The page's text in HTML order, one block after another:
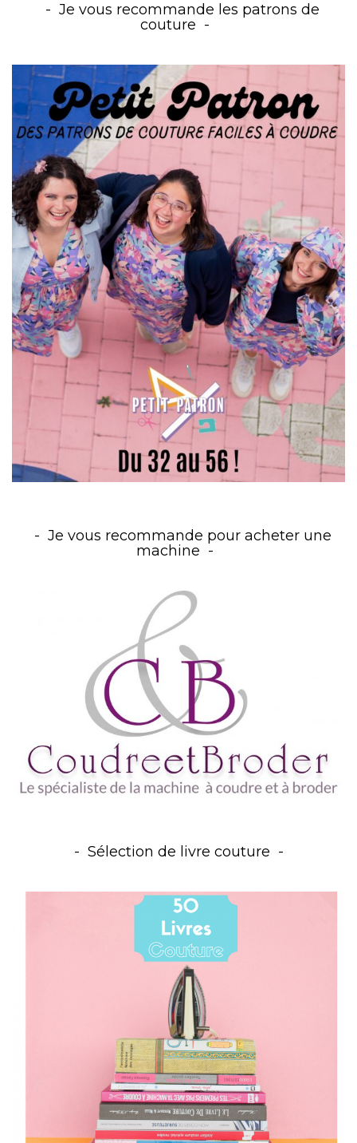
Je vous recommande les patrons de
couture
Je vous recommande pour acheter une
machine
Sélection de livre couture